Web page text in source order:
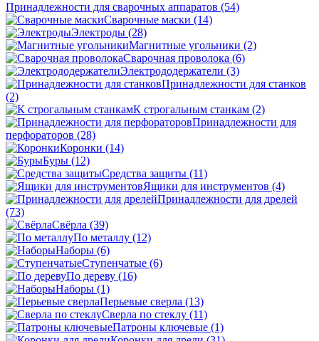
Принадлежности для сварочных аппаратов (54)
Сварочные маски (14)
Электроды (28)
Магнитные угольники (2)
Сварочная проволока (6)
Электрододержатели (3)
Принадлежности для станков
(2)
К строгальным станкам (2)
Принадлежности для
перфораторов (28)
Коронки (14)
Буры (12)
Средства защиты (11)
Ящики для инструментов (4)
Принадлежности для дрелей
(73)
Свёрла (39)
По металлу (12)
Наборы (6)
Ступенчатые (6)
По дереву (16)
Наборы (1)
Перьевые сверла (13)
Сверла по стеклу (11)
Патроны ключевые (1)